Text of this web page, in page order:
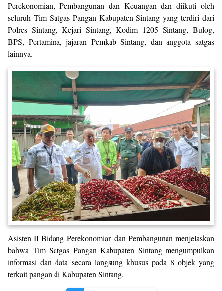
Perekonomian, Pembangunan dan Keuangan dan diikuti oleh
seluruh Tim Satgas Pangan Kabupaten Sintang yang terdiri dari
Polres Sintang, Kejari Sintang, Kodim 1205 Sintang, Bulog,
BPS, Pertamina, jajaran Pemkab Sintang, dan anggota satgas
lainnya.
Asisten II Bidang Perekonomian dan Pembangunan menjelaskan
bahwa Tim Satgas Pangan Kabupaten Sintang mengumpulkan
informasi dan data secara langsung khusus pada 8 objek yang
terkait pangan di Kabupaten Sintang.